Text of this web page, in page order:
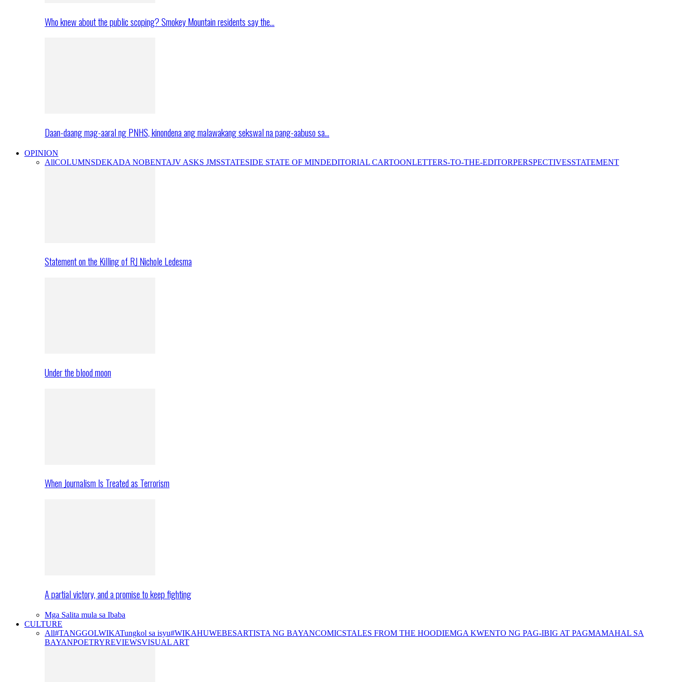
Who knew about the public scoping? Smokey Mountain residents say the…
Daan-daang mag-aaral ng PNHS, kinondena ang malawakang sekswal na pang-aabuso sa…
OPINION
AllCOLUMNSDEKADA NOBENTAJV ASKS JMSSTATESIDE STATE OF MINDEDITORIAL CARTOONLETTERS-TO-THE-EDITORPERSPECTIVESSTATEMENT
Statement on the Killing of RJ Nichole Ledesma
Under the blood moon
When Journalism Is Treated as Terrorism
A partial victory, and a promise to keep fighting
Mga Salita mula sa Ibaba
CULTURE
All#TANGGOLWIKATungkol sa isyu#WIKAHUWEBESARTISTA NG BAYANCOMICSTALES FROM THE HOODIEMGA KWENTO NG PAG-IBIG AT PAGMAMAHAL SA
BAYANPOETRYREVIEWSVISUAL ART